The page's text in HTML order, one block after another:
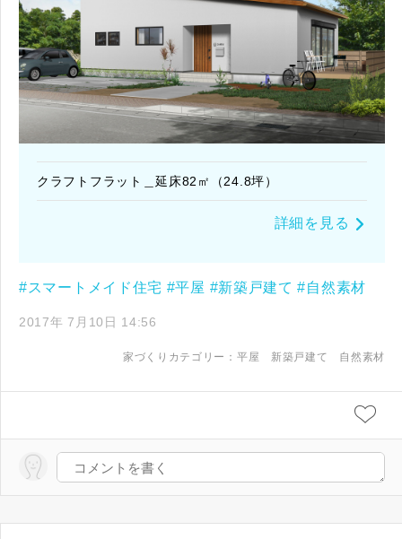
クラフトフラット＿延床82㎡（24.8坪）
詳細を見る
#スマートメイド住宅 #平屋 #新築戸建て #自然素材
2017年 7月10日 14:56
家づくりカテゴリー： 平屋 新築戸建て 自然素材